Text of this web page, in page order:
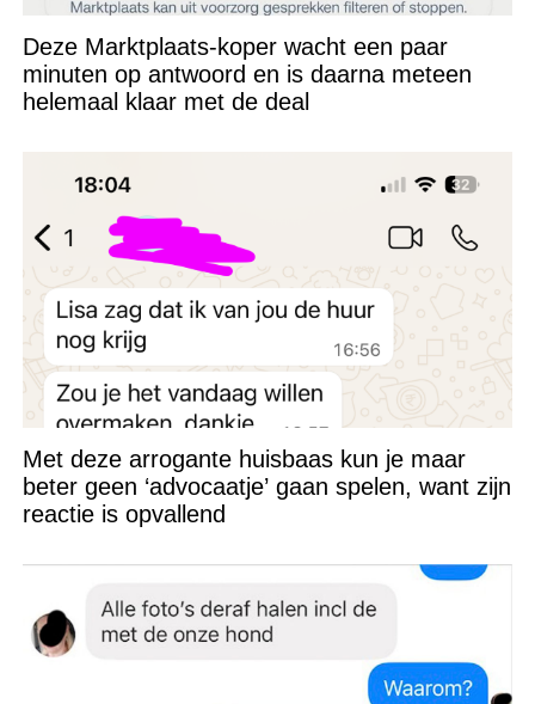
Deze Marktplaats-koper wacht een paar
minuten op antwoord en is daarna meteen
helemaal klaar met de deal
Met deze arrogante huisbaas kun je maar
beter geen ‘advocaatje’ gaan spelen, want zijn
reactie is opvallend